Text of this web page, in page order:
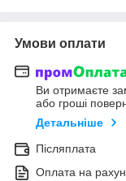
Умови оплати
Ви отримаєте
або гроші
Детальніше
Післяплата
Оплата на